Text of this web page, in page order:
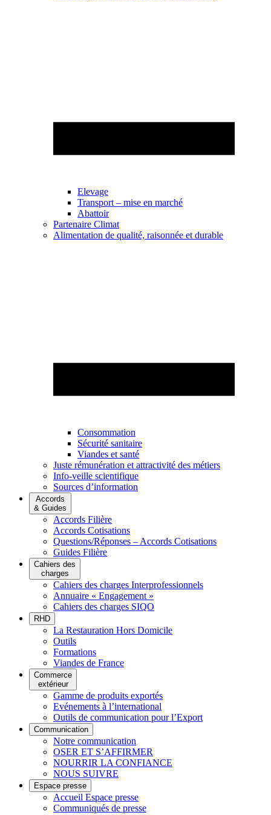
Elevage
Transport – mise en marché
Abattoir
Partenaire Climat
Alimentation de qualité, raisonnée et durable
Consommation
Sécurité sanitaire
Viandes et santé
Juste rémunération et attractivité des métiers
Info-veille scientifique
Sources d’information
Accords
& Guides
Accords Filière
Accords Cotisations
Questions/Réponses – Accords Cotisations
Guides Filière
Cahiers des
charges
Cahiers des charges Interprofessionnels
Annuaire « Engagement »
Cahiers des charges SIQO
RHD
La Restauration Hors Domicile
Outils
Formations
Viandes de France
Commerce
extérieur
Gamme de produits exportés
Evénements à l’international
Outils de communication pour l’Export
Communication
Notre communication
OSER ET S’AFFIRMER
NOURRIR LA CONFIANCE
NOUS SUIVRE
Espace presse
Accueil Espace presse
Communiqués de presse